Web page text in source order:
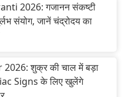
2026: गजानन संकष्टी
संयोग, जानें चंद्रोदय का
शुक्र की चाल में बड़ा
Signs के लिए खुलेंगे